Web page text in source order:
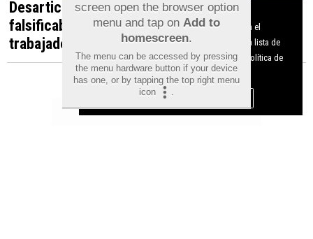
Desarticulada en Orihuela una red que
falsificaba documentos para contratar
trabajadores irregulares
screen open the browser option
menu and tap on Add to
homescreen.
The menu can be accessed by pressing
the menu hardware button if your device
has one, or by tapping the top right menu
icon
.
Aviso sobre el Uso de cookies:
Utilizamos cookies nuestras y de terceros para el
funcionamiento del digital. Puedes consultar la lista de
cookies y como desconectarlas. Ver nuestra Política de
Privacidad y Cookies
Aceptar Cookies